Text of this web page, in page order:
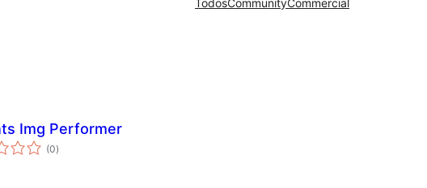
TodosCommunityCommercial
Img Performer
(0total
de
)